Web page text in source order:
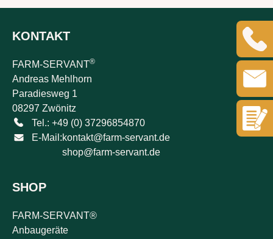
KONTAKT
FARM-SERVANT®
Andreas Mehlhorn
Paradiesweg 1
08297 Zwönitz
Tel.: +49 (0) 37296854870
E-Mail:kontakt@farm-servant.de
shop@farm-servant.de
SHOP
FARM-SERVANT®
Anbaugeräte